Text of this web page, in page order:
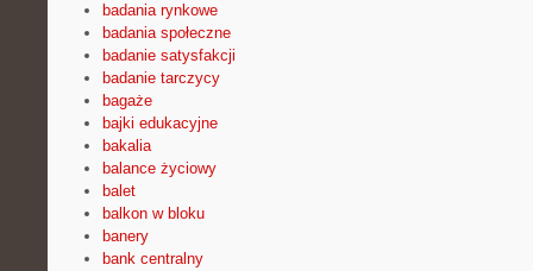
badania rynkowe
badania społeczne
badanie satysfakcji
badanie tarczycy
bagaże
bajki edukacyjne
bakalia
balance życiowy
balet
balkon w bloku
banery
bank centralny